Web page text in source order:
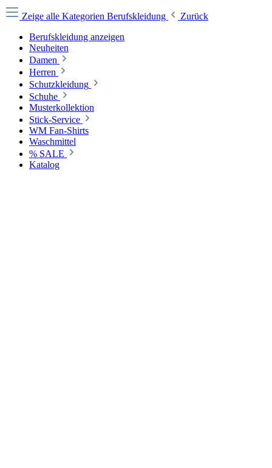
Zeige alle Kategorien Berufskleidung
Zurück
Berufskleidung anzeigen
Neuheiten
Damen
Herren
Schutzkleidung
Schuhe
Musterkollektion
Stick-Service
WM Fan-Shirts
Waschmittel
% SALE
Katalog